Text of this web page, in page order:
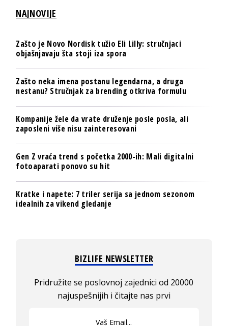
NAJNOVIJE
Zašto je Novo Nordisk tužio Eli Lilly: stručnjaci
objašnjavaju šta stoji iza spora
Zašto neka imena postanu legendarna, a druga
nestanu? Stručnjak za brending otkriva formulu
Kompanije žele da vrate druženje posle posla, ali
zaposleni više nisu zainteresovani
Gen Z vraća trend s početka 2000-ih: Mali digitalni
fotoaparati ponovo su hit
Kratke i napete: 7 triler serija sa jednom sezonom
idealnih za vikend gledanje
BIZLIFE NEWSLETTER
Pridružite se poslovnoj zajednici od 20000
najuspešnijih i čitajte nas prvi